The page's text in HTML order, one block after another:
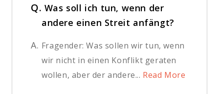
Q. Was soll ich tun, wenn der
andere einen Streit anfängt?
A. Fragender: Was sollen wir tun, wenn
wir nicht in einen Konflikt geraten
wollen, aber der andere... Read More